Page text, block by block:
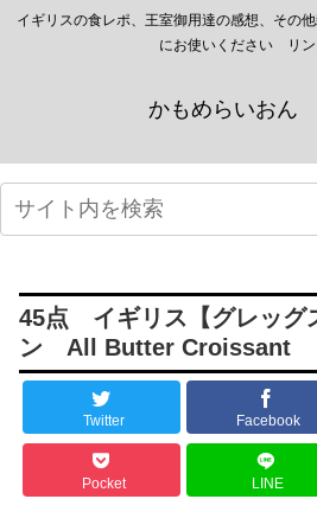
イギリスの食レポ、王室御用達の感想、その
にお使いください リン
かもめらいおん
45点 イギリス【グレッ
ン All Butter Croissant
Twitter Facebook
Pocket LINE